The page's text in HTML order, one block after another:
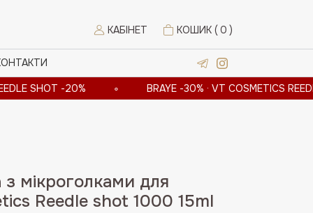
КАБІНЕТ КОШИК ( 0 )
-20% ∘ BRAYE -30% · VT COSMETICS REEDLE SHOT
мікроголками для
Reedle shot 1000 15ml